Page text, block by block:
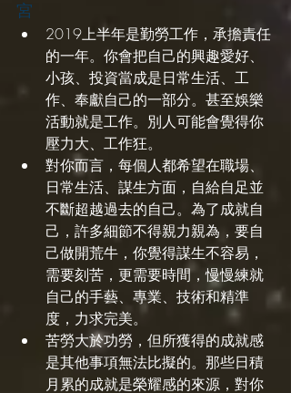
宮
2019上半年是勤勞工作，承擔責任
的一年。你會把自己的興趣愛好、
小孩、投資當成是日常生活、工
作、奉獻自己的一部分。甚至娛樂
活動就是工作。別人可能會覺得你
壓力大、工作狂。
對你而言，每個人都希望在職場、
日常生活、謀生方面，自給自足並
不斷超越過去的自己。為了成就自
己，許多細節不得親力親為，要自
己做開荒牛，你覺得謀生不容易，
需要刻苦，更需要時間，慢慢練就
自己的手藝、專業、技術和精準
度，力求完美。
苦勞大於功勞，但所獲得的成就感
是其他事項無法比擬的。那些日積
月累的成就是榮耀感的來源，對你